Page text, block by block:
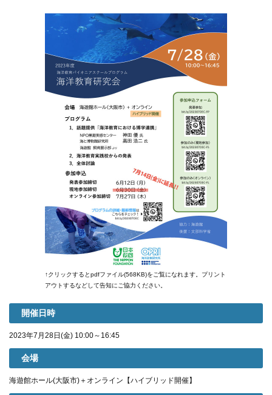
↑クリックするとpdfファイル(568KB)をご覧になれます。プリント
アウトするなどして告知にご協力ください。
開催日時
2023年7月28日(金) 10:00～16:45
会場
海遊館ホール(大阪市)＋オンライン【ハイブリッド開催】